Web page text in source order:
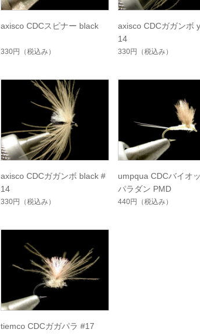
axisco CDCスピナー black
330円 （税込み）
axisco CDCガガンボ
14
330円 （税込み）
axisco CDCガガンボ black #
14
330円 （税込み）
umpqua CDCバイオ
パラダン PMD
440円 （税込み）
tiemco CDCガガパラ #17